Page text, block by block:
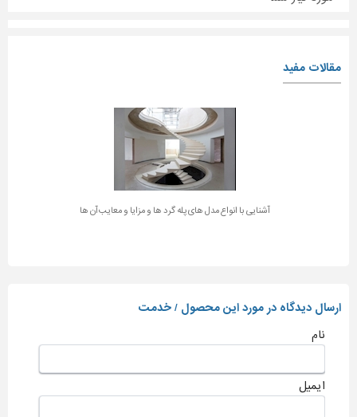
مقالات مفید
آشنایی با انواع مدل های پله گرد ها و مزایا و معایب آن ها
ارسال دیدگاه در مورد این محصول / خدمت
نام
ایمیل